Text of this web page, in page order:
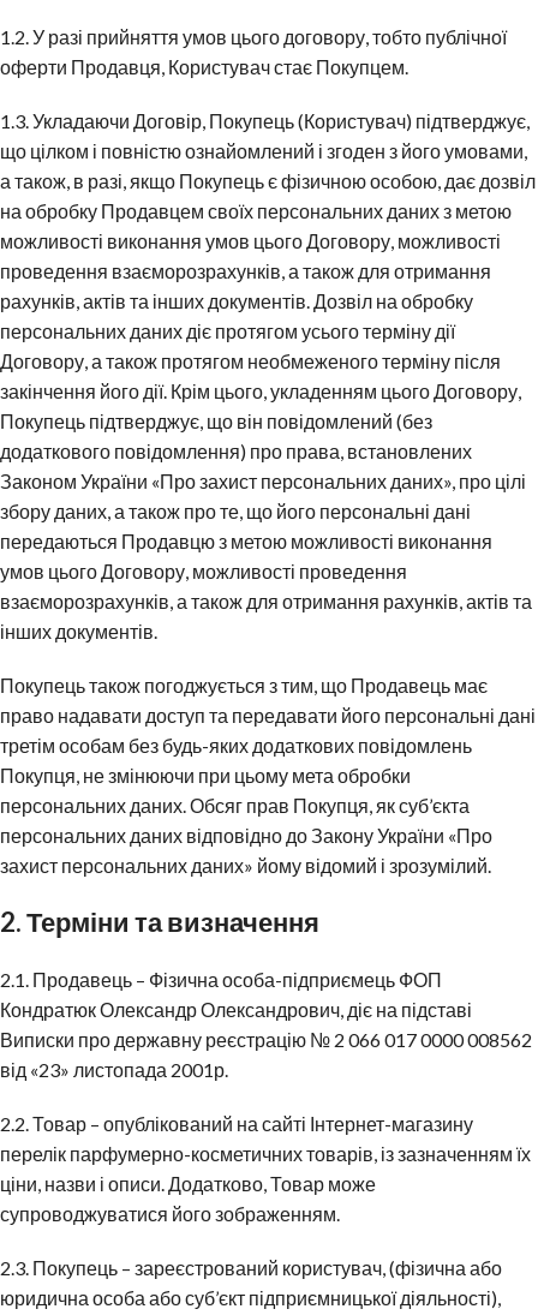
1.2. У разі прийняття умов цього договору, тобто публічної
оферти Продавця, Користувач стає Покупцем.
1.3. Укладаючи Договір, Покупець (Користувач) підтверджує,
що цілком і повністю ознайомлений і згоден з його умовами,
а також, в разі, якщо Покупець є фізичною особою, дає дозвіл
на обробку Продавцем своїх персональних даних з метою
можливості виконання умов цього Договору, можливості
проведення взаєморозрахунків, а також для отримання
рахунків, актів та інших документів. Дозвіл на обробку
персональних даних діє протягом усього терміну дії
Договору, а також протягом необмеженого терміну після
закінчення його дії. Крім цього, укладенням цього Договору,
Покупець підтверджує, що він повідомлений (без
додаткового повідомлення) про права, встановлених
Законом України «Про захист персональних даних», про цілі
збору даних, а також про те, що його персональні дані
передаються Продавцю з метою можливості виконання
умов цього Договору, можливості проведення
взаєморозрахунків, а також для отримання рахунків, актів та
інших документів.
Покупець також погоджується з тим, що Продавець має
право надавати доступ та передавати його персональні дані
третім особам без будь-яких додаткових повідомлень
Покупця, не змінюючи при цьому мета обробки
персональних даних. Обсяг прав Покупця, як суб’єкта
персональних даних відповідно до Закону України «Про
захист персональних даних» йому відомий і зрозумілий.
2. Терміни та визначення
2.1. Продавець – Фізична особа-підприємець ФОП
Кондратюк Олександр Олександрович, діє на підставі
Виписки про державну реєстрацію № 2 066 017 0000 008562
від «23» листопада 2001р.
2.2. Товар – опублікований на сайті Інтернет-магазину
перелік парфумерно-косметичних товарів, із зазначенням їх
ціни, назви і описи. Додатково, Товар може
супроводжуватися його зображенням.
2.3. Покупець – зареєстрований користувач, (фізична або
юридична особа або суб’єкт підприємницької діяльності),